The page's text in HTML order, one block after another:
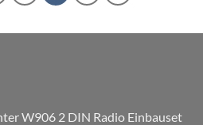
W906 2 DIN Radio Einbauset